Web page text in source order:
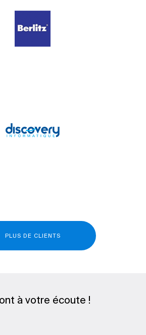
PLUS DE CLIENTS
à votre écoute !